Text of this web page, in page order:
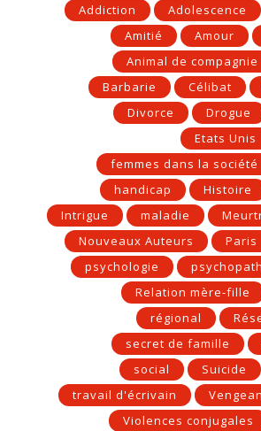
Addiction Adolescence
Amitié
Amour
Animal de compagnie
Barbarie
Célibat
Divorce
Drogue
Etats Unis
femmes dans la société
handicap
Histoire
Intrigue
maladie
Nouveaux Auteurs
Paris
psychologie
Relation mère-fille
régional
secret de famille
social
Suicide
travail d'écrivain
Violences conjugales